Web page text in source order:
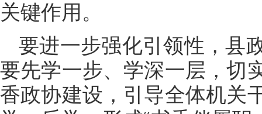
关键作用。
要进一步强化引领性，县
要先学一步、学深一层，切
香政协建设，引导全体机关